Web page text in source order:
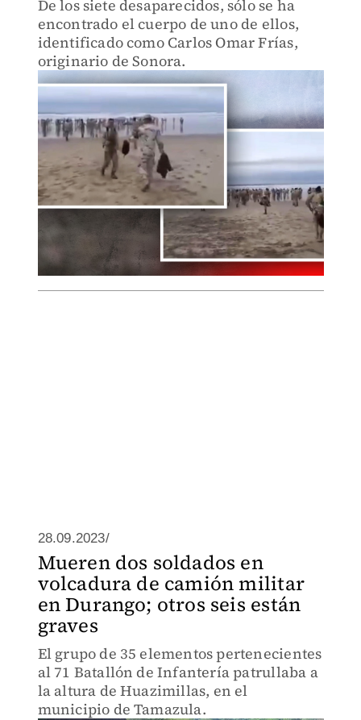
De los siete desaparecidos, sólo se ha
encontrado el cuerpo de uno de ellos,
identificado como Carlos Omar Frías,
originario de Sonora.
28.09.2023/
Mueren dos soldados en
volcadura de camión militar
en Durango; otros seis están
graves
El grupo de 35 elementos pertenecientes
al 71 Batallón de Infantería patrullaba a
la altura de Huazimillas, en el
municipio de Tamazula.